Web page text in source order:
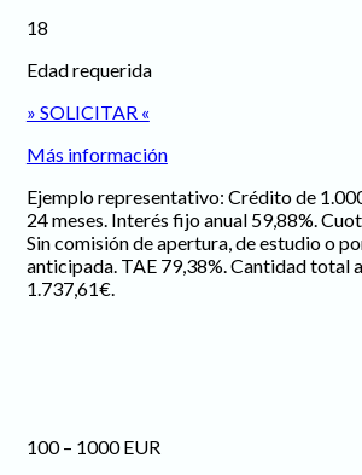
18
Edad requerida
» SOLICITAR «
Más información
Ejemplo representativo: Crédito de
24 meses. Interés fijo anual 59,88%.
Sin comisión de apertura, de estudio o
anticipada. TAE 79,38%. Cantidad total
1.737,61€.
100 – 1000 EUR